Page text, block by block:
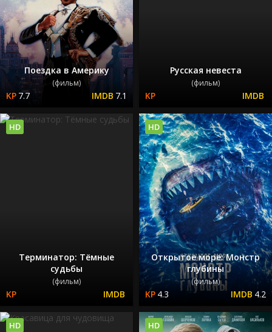
Поездка в Америку
(фильм)
7.7 7.1
Русская невеста
(фильм)
Терминатор: Тёмные
судьбы
(фильм)
HD
Открытое море: Монстр
глубины
(фильм)
4.3 4.2
HD
HD HD